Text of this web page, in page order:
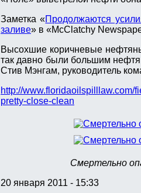
Заметка «Продолжаются
заливе» в «McClatchy
Высохшие коричневые
так давно были большим
Стив Мэнгам, руководитель
http://www.floridaoilspilllaw.com/
pretty-close-clean
Смертельно
20 января 2011 - 15:33